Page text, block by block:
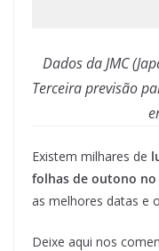
Dados da JMC
Terceira previsão
Existem milhares de
folhas de outono no
as melhores datas e
Deixe aqui nos